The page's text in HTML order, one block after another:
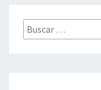
Buscar
por: